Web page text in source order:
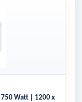
Watt | 1200 x